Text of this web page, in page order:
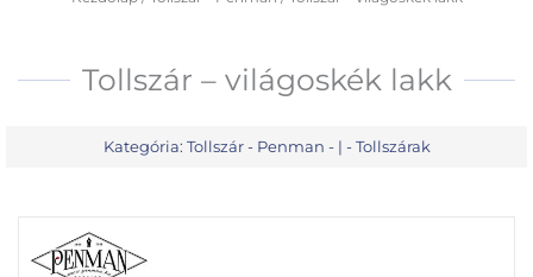
Tollszár – világoskék lakk
Kategória: Tollszár - Penman - | - Tollszárak